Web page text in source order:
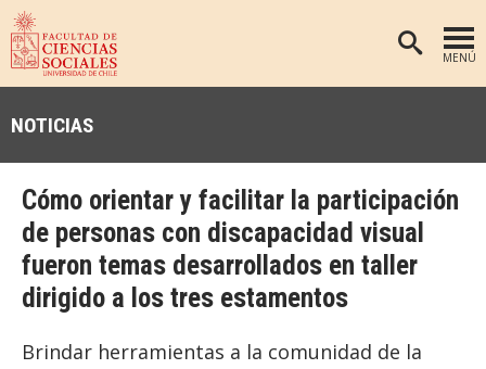
MENÚ
DEPARTAMENTOS
ANTROPOLOGÍA
EDUCACIÓN
PSICOLOGÍA
SOCIOLOGÍA
PREGRADO
POSTGRADO
INVESTIGACIÓN
PUBLICACIONES
NOTICIAS
Cómo orientar y facilitar la participación
de personas con discapacidad visual
fueron temas desarrollados en taller
dirigido a los tres estamentos
Brindar herramientas a la comunidad de la